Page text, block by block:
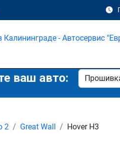
ваш авто:
2 Great Wall Hover H3